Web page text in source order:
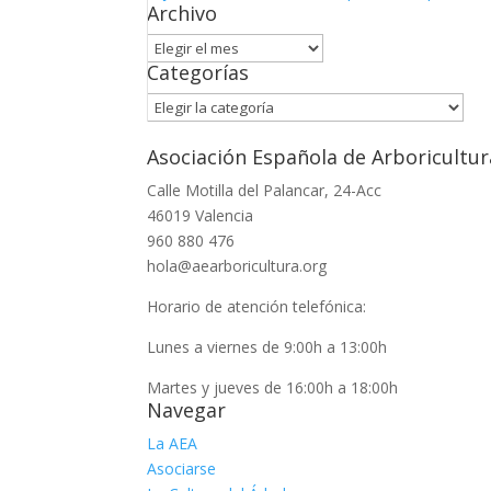
Archivo
Archivo
Categorías
Categorías
Asociación Española de
Calle Motilla del Palancar, 24-Acc
46019 Valencia
960 880 476
hola@aearboricultura.org
Horario de atención telefónica:
Lunes a viernes de 9:00h a 13:00h
Martes y jueves de 16:00h a 18:00h
Navegar
La AEA
Asociarse